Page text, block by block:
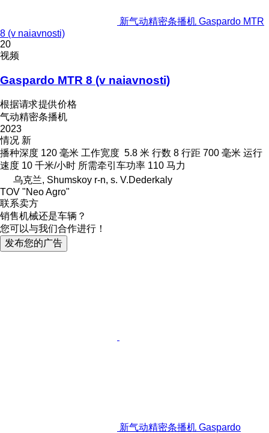
新气动精密条播机 Gaspardo MTR
8 (v naiavnosti)
20
视频
Gaspardo MTR 8 (v naiavnosti)
根据请求提供价格
气动精密条播机
2023
情况 新
播种深度 120 毫米 工作宽度 5.8 米 行数 8 行距 700 毫米 运行
速度 10 千米/小时 所需牵引车功率 110 马力
乌克兰, Shumskoy r-n, s. V.Dederkaly
TOV "Neo Agro"
联系卖方
销售机械还是车辆？
您可以与我们合作进行！
发布您的广告
新气动精密条播机 Gaspardo